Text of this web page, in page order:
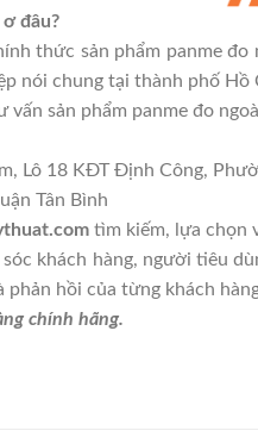
đâu?
thức sản phẩm panme
nói chung tại thành phố
vấn sản phẩm panme đo
Lô 18 KĐT Định Công,
Tân Bình
tìm kiếm, lựa chọn
khách hàng, người tiêu
hồi của từng khách
chính hãng.